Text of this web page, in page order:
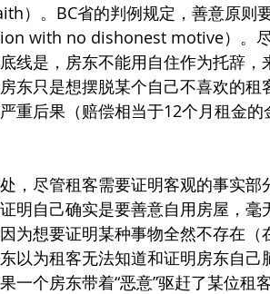
）。BC省的判例规定，善意原则
with no dishonest motive）。尽
线是，房东不能用自住作为托辞
东只是想摆脱某个自己不喜欢的租
重后果（赔偿相当于12个月租金
，尽管租客需要证明客观的事实部
明自己确实是要善意自用房屋，毫
为想要证明某种事物全然不存在（
以为租客无法知道和证明房东自己
一个房东带着“恶意”驱赶了某位租